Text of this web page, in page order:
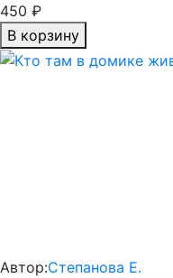
450 ₽
В корзину
Автор:Степанова Е.